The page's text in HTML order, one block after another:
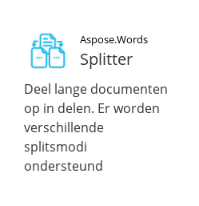
Aspose.Words
Splitter
Deel lange documenten
op in delen. Er worden
verschillende
splitsmodi
ondersteund